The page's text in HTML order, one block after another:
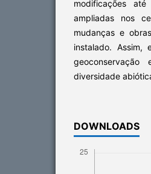
modificações
ampliadas nos
mudanças e
instalado. Assim,
diversidade
DOWNLOADS